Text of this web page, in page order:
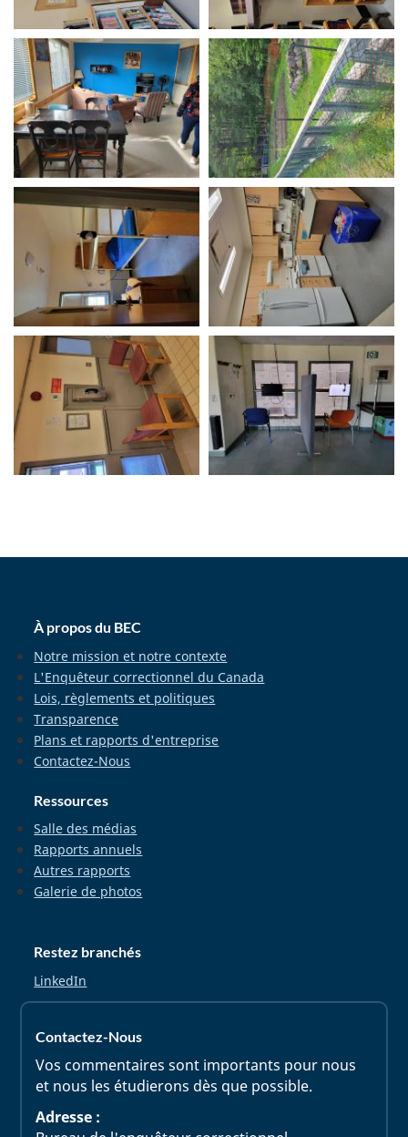
À propos du BEC
Notre mission et notre contexte
L'Enquêteur correctionnel du Canada
Lois, règlements et politiques
Transparence
Plans et rapports d'entreprise
Contactez-Nous
Ressources
Salle des médias
Rapports annuels
Autres rapports
Galerie de photos
Restez branchés
LinkedIn
Contactez-Nous
Vos commentaires sont importants pour nous
et nous les étudierons dès que possible.
Adresse :